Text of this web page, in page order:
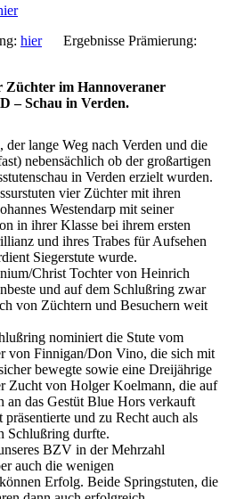
hierErgebnisse Prämierung:
Züchter im Hannoveraner
– Schau in Verden.
lange Weg nach Verden und die
nebensächlich ob der großartigen
in Verden erzielt wurden.
vier Züchter mit ihren
Westendarp mit seiner
in ihrer Klasse bei ihrem ersten
und ihres Trabes für Aufsehen
Siegerstute wurde.
Christ Tochter von Heinrich
und auf dem Schlußring zwar
von Züchtern und Besuchern weit
nominiert die Stute vom
von Finnigan/Don Vino, die sich mit
bewegte sowie eine Dreijährige
Zucht von Holger Koelmann, die auf
an das Gestüt Blue Hors verkauft
und zu Recht auch als
Schlußring durfte.
BZV in der Mehrzahl
auch die wenigen
Erfolg. Beide Springstuten, die